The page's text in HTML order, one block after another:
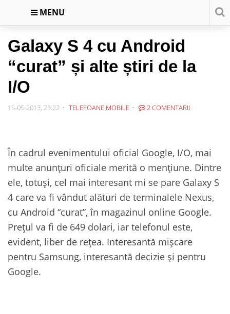
MENU
Galaxy S 4 cu Android
“curat” și alte știri de la
I/O
15-05-2013, 23:22 TELEFOANE MOBILE 2 COMENTARII
În cadrul evenimentului oficial Google, I/O, mai
multe anunțuri oficiale merită o mențiune. Dintre
ele, totuși, cel mai interesant mi se pare Galaxy S
4 care va fi vândut alături de terminalele Nexus,
cu Android “curat”, în magazinul online Google.
Prețul va fi de 649 dolari, iar telefonul este,
evident, liber de rețea. Interesantă mișcare
pentru Samsung, interesantă decizie și pentru
Google.